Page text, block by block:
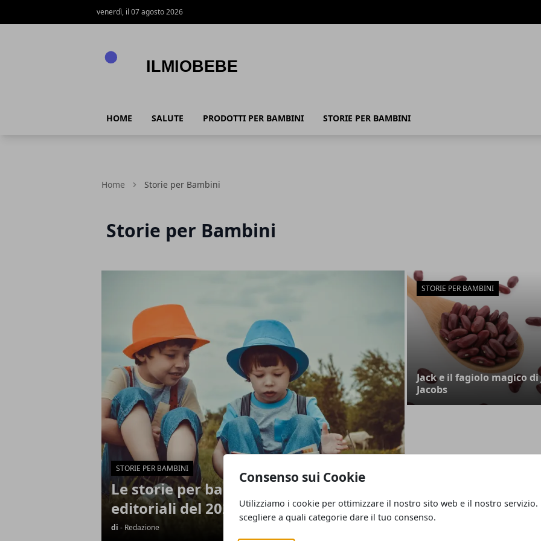
Consenso sui Cookie
Utilizziamo i cookie per ottimizzare il nostro sito web e il nostro servizio.
scegliere a quali categorie dare il tuo consenso.
venerdì, il 07 agosto 2026
HOME SALUTE PRODOTTI PER BAMBINI STORIE PER BAMBINI
Home Storie per Bambini
Storie per Bambini
STORIE PER BAMBINI
Le storie per bambini: le novità
editoriali del 2024
di - Redazione
STORIE PER BAMBINI
Jack e il fagiolo magico di
Jacobs